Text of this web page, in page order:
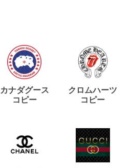
カナダグース
コピー
クロムハーツ
コピー